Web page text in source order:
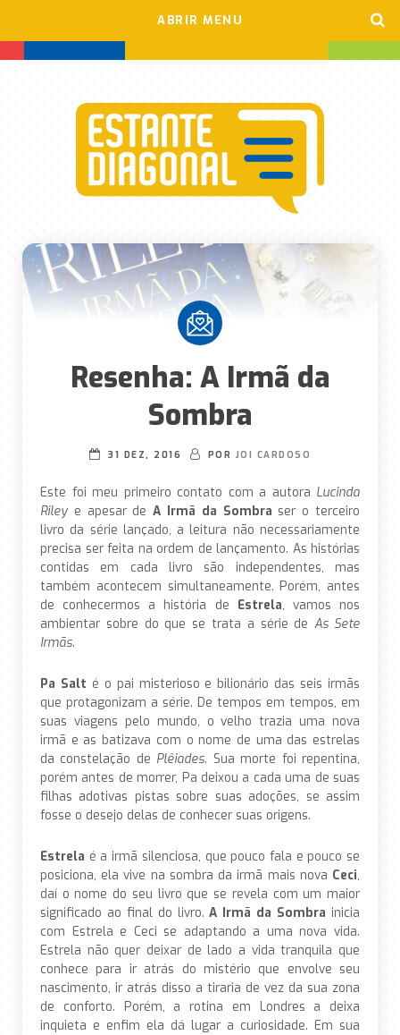
ABRIR MENU
Resenha: A Irmã da
Sombra
31 DEZ, 2016 POR JOI CARDOSO
Este foi meu primeiro contato com a autora Lucinda
Riley e apesar deA Irmã da Sombra ser o terceiro
livro da série lançado, a leitura não necessariamente
precisa ser feita na ordem de lançamento. As histórias
contidas em cada livro são independentes, mas
também acontecem simultaneamente. Porém, antes
de conhecermos a história de Estrela, vamos nos
ambientar sobre do que se trata a série deAs Sete
Irmãs.
Pa Salt é o pai misterioso e bilionário das seis irmãs
que protagonizam a série. De tempos em tempos, em
suas viagens pelo mundo, o velho trazia uma nova
irmã e as batizava com o nome de uma das estrelas
da constelação de Plêiades. Sua morte foi repentina,
porém antes de morrer, Pa deixou a cada uma de suas
filhas adotivas pistas sobre suas adoções, se assim
fosse o desejo delas de conhecer suas origens.
Estrela é a irmã silenciosa, que pouco fala e pouco se
posiciona, ela vive na sombra da irmã mais nova Ceci,
daí o nome do seu livro que se revela com um maior
significado ao final do livro.A Irmã da Sombra inicia
com Estrela e Ceci se adaptando a uma nova vida.
Estrela não quer deixar de lado a vida tranquila que
conhece para ir atrás do mistério que envolve seu
nascimento, ir atrás disso a tiraria de vez da sua zona
de conforto. Porém, a rotina em Londres a deixa
inquieta e enfim ela dá lugar a curiosidade. Em sua